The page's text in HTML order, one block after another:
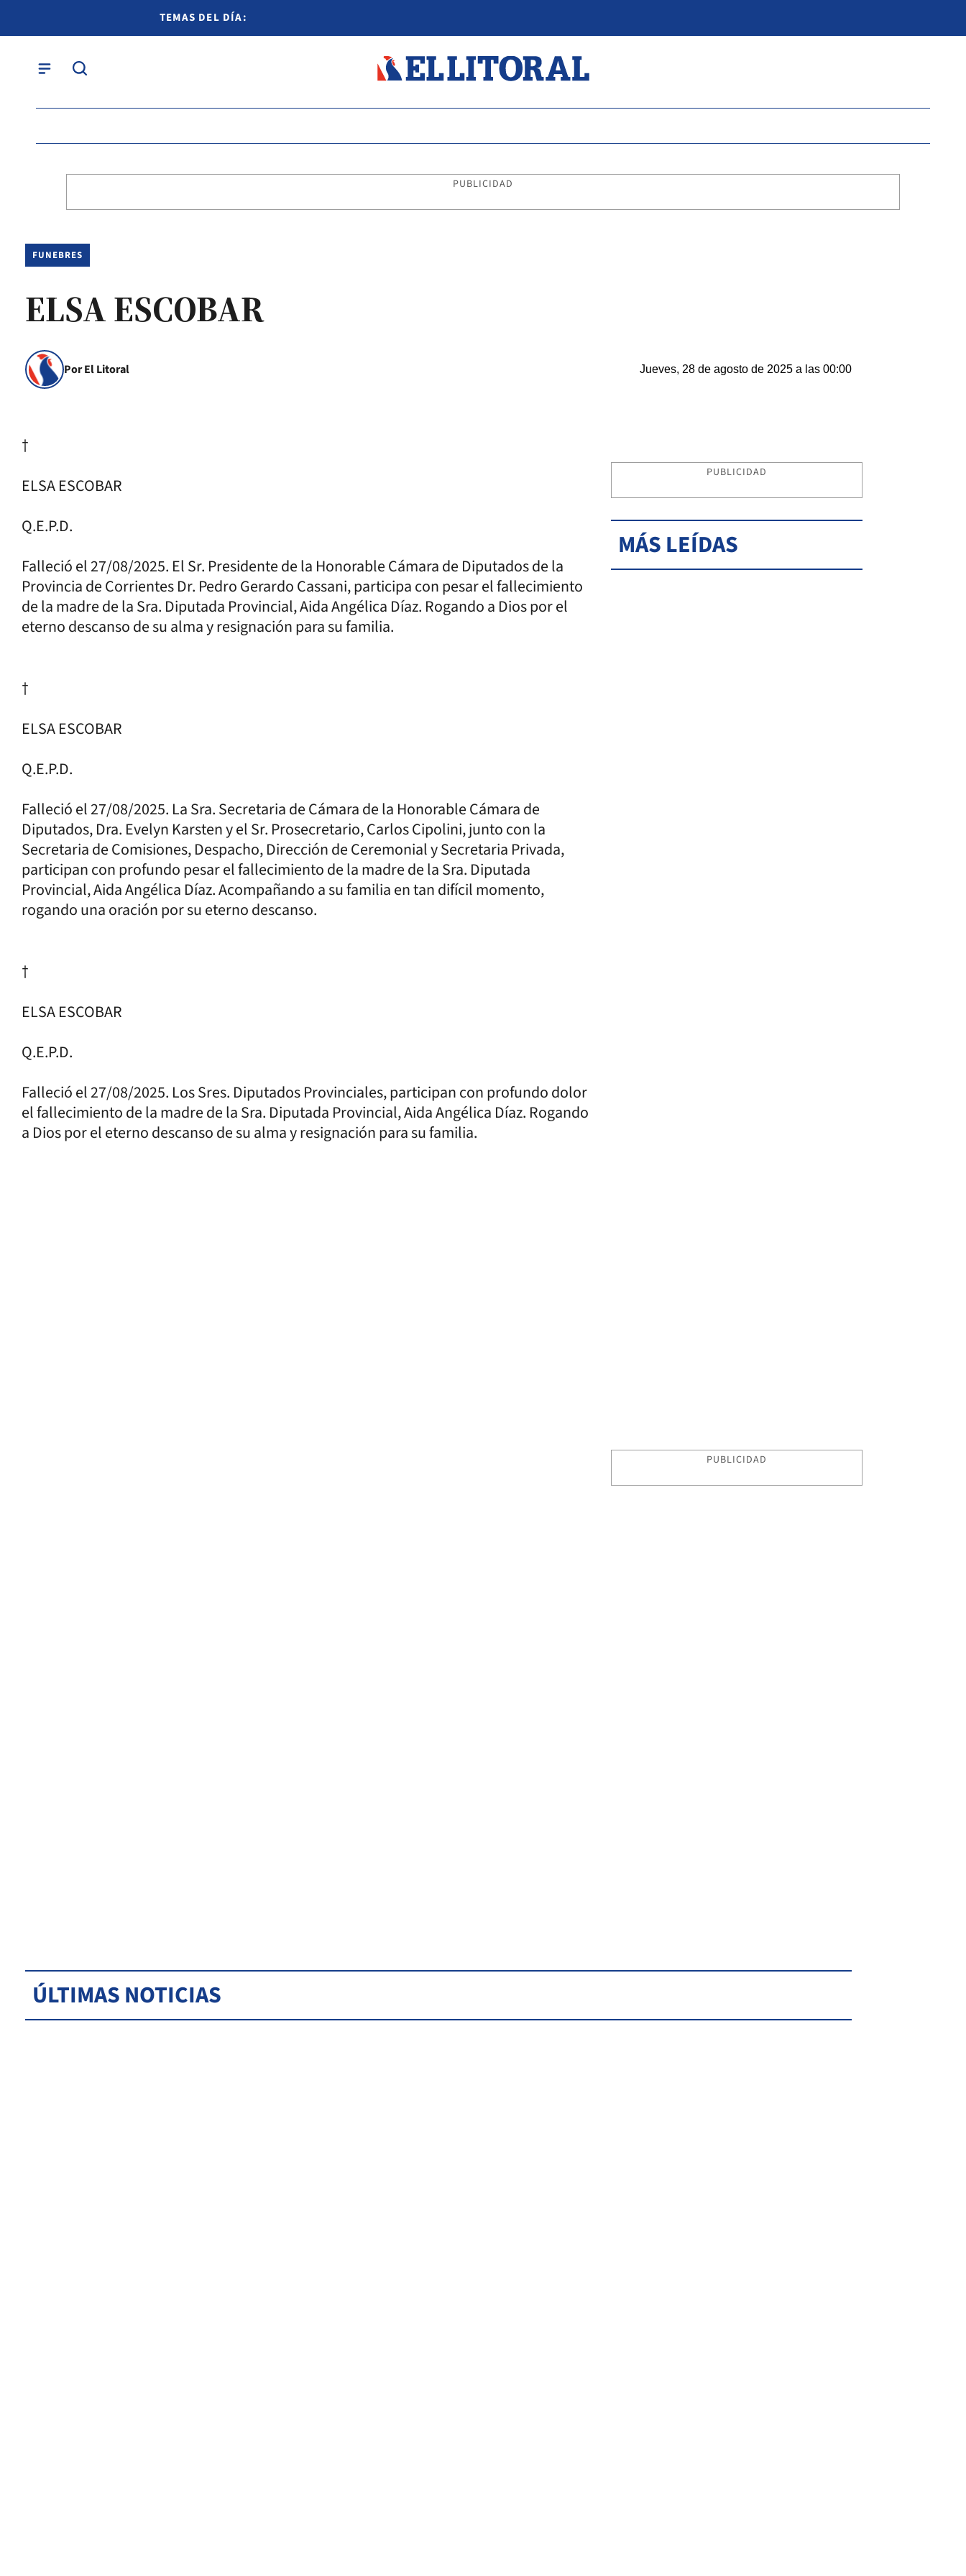
TEMAS DEL DÍA:
PUBLICIDAD
FUNEBRES
ELSA ESCOBAR
Por El Litoral Jueves, 28 de agosto de 2025 a las 00:00
†
ELSA ESCOBAR
Q.E.P.D.
Falleció el 27/08/2025. El Sr. Presidente de la Honorable Cámara de Diputados de la
Provincia de Corrientes Dr. Pedro Gerardo Cassani, participa con pesar el fallecimiento
de la madre de la Sra. Diputada Provincial, Aida Angélica Díaz. Rogando a Dios por el
eterno descanso de su alma y resignación para su familia.
†
ELSA ESCOBAR
Q.E.P.D.
Falleció el 27/08/2025. La Sra. Secretaria de Cámara de la Honorable Cámara de
Diputados, Dra. Evelyn Karsten y el Sr. Prosecretario, Carlos Cipolini, junto con la
Secretaria de Comisiones, Despacho, Dirección de Ceremonial y Secretaria Privada,
participan con profundo pesar el fallecimiento de la madre de la Sra. Diputada
Provincial, Aida Angélica Díaz. Acompañando a su familia en tan difícil momento,
rogando una oración por su eterno descanso.
†
ELSA ESCOBAR
Q.E.P.D.
Falleció el 27/08/2025. Los Sres. Diputados Provinciales, participan con profundo dolor
el fallecimiento de la madre de la Sra. Diputada Provincial, Aida Angélica Díaz. Rogando
a Dios por el eterno descanso de su alma y resignación para su familia.
PUBLICIDAD
MÁS LEÍDAS
PUBLICIDAD
ÚLTIMAS NOTICIAS